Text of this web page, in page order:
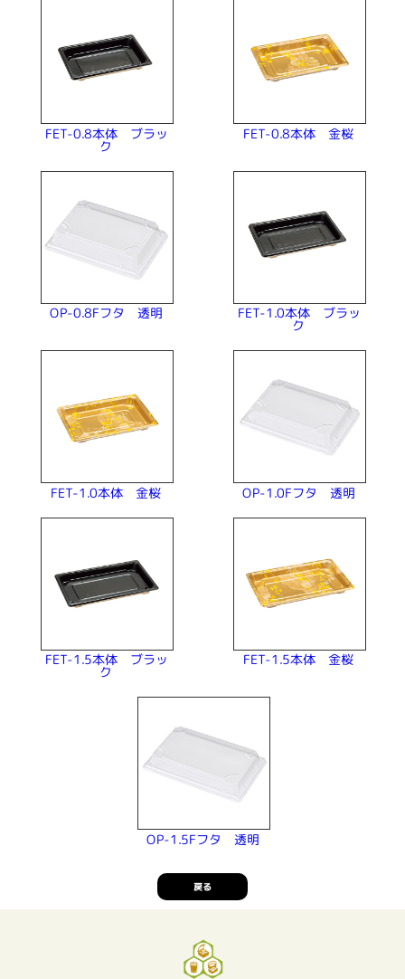
FET-0.8本体 ブラッ
ク
FET-0.8本体 金桜
OP-0.8Fフタ 透明 FET-1.0本体 ブラッ
ク
FET-1.0本体 金桜 OP-1.0Fフタ 透明
FET-1.5本体 ブラッ
ク
FET-1.5本体 金桜
OP-1.5Fフタ 透明
戻る